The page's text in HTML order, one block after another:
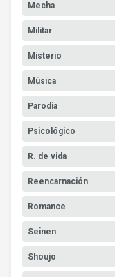
Mecha
Militar
Misterio
Música
Parodia
Psicológico
R. de vida
Reencarnación
Romance
Seinen
Shoujo